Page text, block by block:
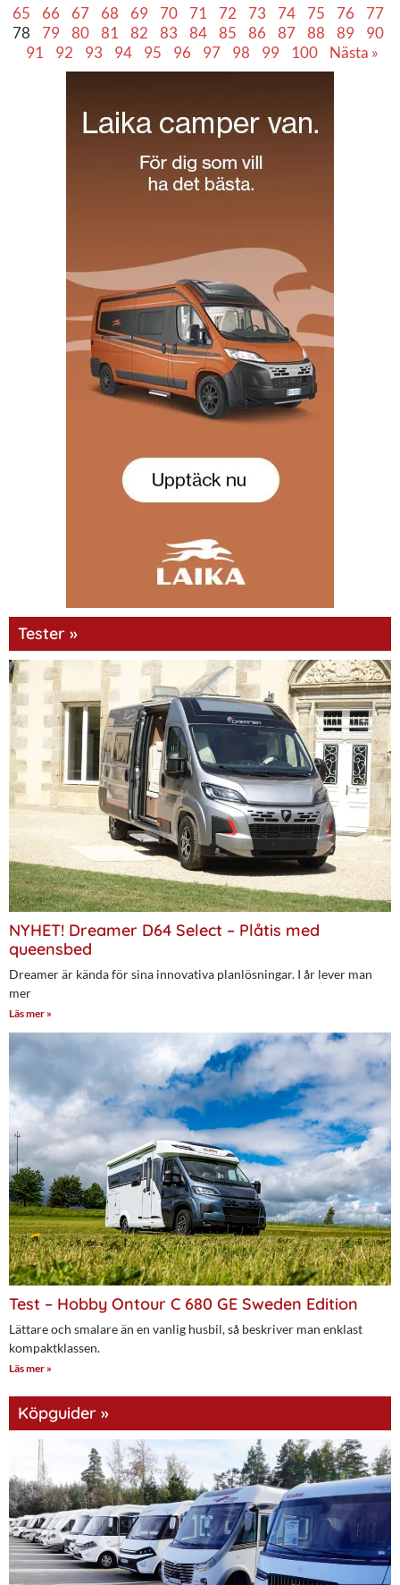
65
66 67 68 69 70 71 72 73 74 75 76
77
78
79 80 81 82 83 84 85 86 87 88 89
90
91
92 93 94 95 96 97 98 99 100 Nästa »
Tester »
NYHET! Dreamer D64 Select – Plåtis med
queensbed
Dreamer är kända för sina innovativa planlösningar. I år lever man
mer
Läs mer »
Test – Hobby Ontour C 680 GE Sweden Edition
Lättare och smalare än en vanlig husbil, så beskriver man enklast
kompaktklassen.
Läs mer »
Köpguider »